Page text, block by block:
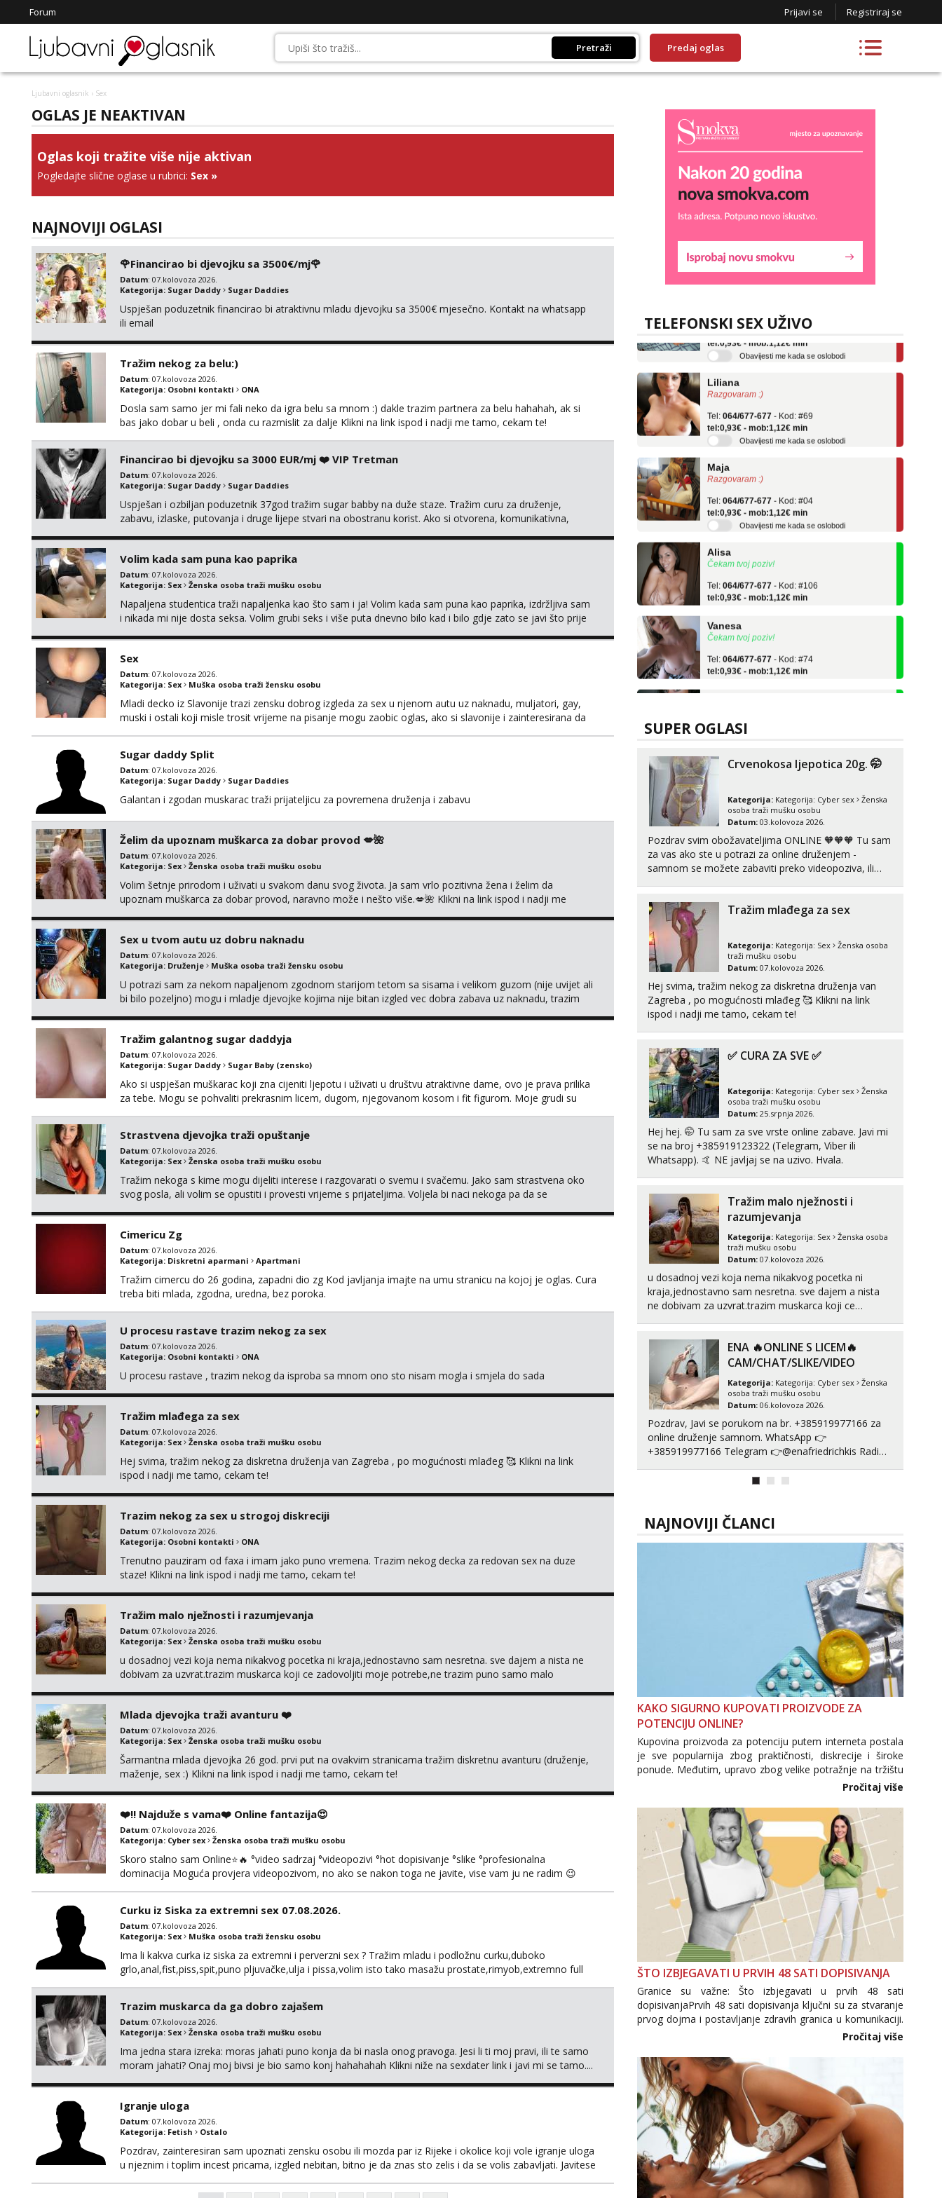
Forum Prijavi se Registriraj se
Pretraži Predaj oglas
Ljubavni oglasnik › Sex
OGLAS JE NEAKTIVAN
Oglas koji tražite više nije aktivan
Pogledajte slične oglase u rubrici: Sex »
NAJNOVIJI OGLASI
🌹Financirao bi djevojku sa 3500€/mj🌹
Datum: 07.kolovoza 2026.
Kategorija: Sugar Daddy Sugar Daddies
Uspješan poduzetnik financirao bi atraktivnu mladu djevojku sa 3500€ mjesečno. Kontakt na whatsapp
ili email
Tražim nekog za belu:)
Datum: 07.kolovoza 2026.
Kategorija: Osobni kontakti ONA
Dosla sam samo jer mi fali neko da igra belu sa mnom :) dakle trazim partnera za belu hahahah, ak si
bas jako dobar u beli , onda cu razmislit za dalje Klikni na link ispod i nadji me tamo, cekam te!
Financirao bi djevojku sa 3000 EUR/mj ❤️ VIP Tretman
Datum: 07.kolovoza 2026.
Kategorija: Sugar Daddy Sugar Daddies
Uspješan i ozbiljan poduzetnik 37god tražim sugar babby na duže staze. Tražim curu za druženje,
zabavu, izlaske, putovanja i druge lijepe stvari na obostranu korist. Ako si otvorena, komunikativna,
Volim kada sam puna kao paprika
Datum: 07.kolovoza 2026.
Kategorija: Sex Ženska osoba traži mušku osobu
Napaljena studentica traži napaljenka kao što sam i ja! Volim kada sam puna kao paprika, izdržljiva sam
i nikada mi nije dosta seksa. Volim grubi seks i više puta dnevno bilo kad i bilo gdje zato se javi što prije
Sex
Datum: 07.kolovoza 2026.
Kategorija: Sex Muška osoba traži žensku osobu
Mladi decko iz Slavonije trazi zensku dobrog izgleda za sex u njenom autu uz naknadu, muljatori, gay,
muski i ostali koji misle trosit vrijeme na pisanje mogu zaobic oglas, ako si slavonije i zainteresirana da
Sugar daddy Split
Datum: 07.kolovoza 2026.
Kategorija: Sugar Daddy Sugar Daddies
Galantan i zgodan muskarac traži prijateljicu za povremena druženja i zabavu
Želim da upoznam muškarca za dobar provod 💋🌺
Datum: 07.kolovoza 2026.
Kategorija: Sex Ženska osoba traži mušku osobu
Volim šetnje prirodom i uživati u svakom danu svog života. Ja sam vrlo pozitivna žena i želim da
upoznam muškarca za dobar provod, naravno može i nešto više.💋🌺 Klikni na link ispod i nadji me
Sex u tvom autu uz dobru naknadu
Datum: 07.kolovoza 2026.
Kategorija: Druženje Muška osoba traži žensku osobu
U potrazi sam za nekom napaljenom zgodnom starijom tetom sa sisama i velikom guzom (nije uvijet ali
bi bilo pozeljno) mogu i mladje djevojke kojima nije bitan izgled vec dobra zabava uz naknadu, trazim
Tražim galantnog sugar daddyja
Datum: 07.kolovoza 2026.
Kategorija: Sugar Daddy Sugar Baby (zensko)
Ako si uspješan muškarac koji zna cijeniti ljepotu i uživati u društvu atraktivne dame, ovo je prava prilika
za tebe. Mogu se pohvaliti prekrasnim licem, dugom, njegovanom kosom i fit figurom. Moje grudi su
Strastvena djevojka traži opuštanje
Datum: 07.kolovoza 2026.
Kategorija: Sex Ženska osoba traži mušku osobu
Tražim nekoga s kime mogu dijeliti interese i razgovarati o svemu i svačemu. Jako sam strastvena oko
svog posla, ali volim se opustiti i provesti vrijeme s prijateljima. Voljela bi naci nekoga pa da se
Cimericu Zg
Datum: 07.kolovoza 2026.
Kategorija: Diskretni aparmani Apartmani
Tražim cimercu do 26 godina, zapadni dio zg Kod javljanja imajte na umu stranicu na kojoj je oglas. Cura
treba biti mlada, zgodna, uredna, bez poroka.
U procesu rastave trazim nekog za sex
Datum: 07.kolovoza 2026.
Kategorija: Osobni kontakti ONA
U procesu rastave , trazim nekog da isproba sa mnom ono sto nisam mogla i smjela do sada
Tražim mlađega za sex
Datum: 07.kolovoza 2026.
Kategorija: Sex Ženska osoba traži mušku osobu
Hej svima, tražim nekog za diskretna druženja van Zagreba , po mogućnosti mlađeg 🥰 Klikni na link
ispod i nadji me tamo, cekam te!
Trazim nekog za sex u strogoj diskreciji
Datum: 07.kolovoza 2026.
Kategorija: Osobni kontakti ONA
Trenutno pauziram od faxa i imam jako puno vremena. Trazim nekog decka za redovan sex na duze
staze! Klikni na link ispod i nadji me tamo, cekam te!
Tražim malo nježnosti i razumjevanja
Datum: 07.kolovoza 2026.
Kategorija: Sex Ženska osoba traži mušku osobu
u dosadnoj vezi koja nema nikakvog pocetka ni kraja,jednostavno sam nesretna. sve dajem a nista ne
dobivam za uzvrat.trazim muskarca koji ce zadovoljiti moje potrebe,ne trazim puno samo malo
Mlada djevojka traži avanturu ❤️
Datum: 07.kolovoza 2026.
Kategorija: Sex Ženska osoba traži mušku osobu
Šarmantna mlada djevojka 26 god. prvi put na ovakvim stranicama tražim diskretnu avanturu (druženje,
maženje, sex :) Klikni na link ispod i nadji me tamo, cekam te!
❤️‼️ Najduže s vama❤️ Online fantazija😍
Datum: 07.kolovoza 2026.
Kategorija: Cyber sex Ženska osoba traži mušku osobu
Skoro stalno sam Online⭐🔥 °video sadrzaj °videopozivi °hot dopisivanje °slike °profesionalna
dominacija Moguća provjera videopozivom, no ako se nakon toga ne javite, vise vam ju ne radim 😉
Curku iz Siska za extremni sex 07.08.2026.
Datum: 07.kolovoza 2026.
Kategorija: Sex Muška osoba traži žensku osobu
Ima li kakva curka iz siska za extremni i perverzni sex ? Tražim mladu i podložnu curku,duboko
grlo,anal,fist,piss,spit,puno pljuvačke,ulja i pissa,volim isto tako masažu prostate,rimyob,extremno full
Trazim muskarca da ga dobro zajašem
Datum: 07.kolovoza 2026.
Kategorija: Sex Ženska osoba traži mušku osobu
Ima jedna stara izreka: moras jahati puno konja da bi nasla onog pravoga. Jesi li ti moj pravi, ili te samo
moram jahati? Onaj moj bivsi je bio samo konj hahahahah Klikni niže na sexdater link i javi mi se tamo....
Igranje uloga
Datum: 07.kolovoza 2026.
Kategorija: Fetish Ostalo
Pozdrav, zainteresiran sam upoznati zensku osobu ili mozda par iz Rijeke i okolice koji vole igranje uloga
u njeznim i toplim incest pricama, izgled nebitan, bitno je da znas sto zelis i da se volis zabavljati. Javitese
TELEFONSKI SEX UŽIVO
Lucija
Tel: 064/677-677 - Kod: #136
tel:0,93€ - mob:1,12€ min
Obavijesti me kada se oslobodi
Razgovaram :)
064/677-677
tel:0,93€ - mob:1,12€ min
Obavijesti me kada se oslobodi
Razgovaram :)
064/677-677
tel:0,93€ - mob:1,12€ min
Obavijesti me kada se oslobodi
Čekam tvoj poziv!
064/677-677
tel:0,93€ - mob:1,12€ min
Čekam tvoj poziv!
064/677-677
tel:0,93€ - mob:1,12€ min
tel:0,93€ - mob:1,12€ min
Anđela
Čekam tvoj poziv!
Tel:
tel:0,93€ - mob:1,12€ min
Razgovaram :)
Tel:064/677-677- Kod: #136
tel:0,93€ - mob:1,12€ min
Liliana
064/677-677- Kod: #69
tel:0,93€ - mob:1,12€ min
Maja
Razgovaram :)
Tel:064/677-677- Kod: #04
tel:0,93€ - mob:1,12€ min
Obavijesti me kada se oslobodi
Alisa
Čekam tvoj poziv!
Tel: 064/677-677- Kod: #106
tel:0,93€ - mob:1,12€ min
Vanesa
Tel:
tel:0,93€ - mob:1,12€ min
Zara
Čekam tvoj poziv!
Tel:
tel:0,93€ - mob:1,12€ min
Anđela
Tel:
tel:0,93€ - mob:1,12€ min
SUPER OGLASI
Crvenokosa ljepotica 20g. 🤭
Kategorija: Kategorija: Cyber sex
Ženska
osoba traži mušku osobu
Datum: 03.kolovoza 2026.
Pozdrav svim obožavateljima ONLINE 🧡🧡🧡 Tu sam
za vas ako ste u potrazi za online druženjem -
samnom se možete zabaviti preko videopoziva, ili
tipkanja uz slike i hot line pozive. Za vas sam
pripremila ...
Tražim mlađega za sex
Kategorija: Kategorija: Sex
Ženska osoba
traži mušku osobu
Datum: 07.kolovoza 2026.
Hej svima, tražim nekog za diskretna druženja van
Zagreba , po mogućnosti mlađeg 🥰 Klikni na link
ispod i nadji me tamo, cekam te!
✅ CURA ZA SVE ✅
Kategorija: Kategorija: Cyber sex
Ženska
osoba traži mušku osobu
Datum: 25.srpnja 2026.
Hej hej. 🤭 Tu sam za sve vrste online zabave. Javi mi
se na broj +385919123322 (Telegram, Viber ili
Whatsapp). 🤙 NE javljaj se na uzivo. Hvala.
Tražim malo nježnosti i
razumjevanja
Kategorija: Kategorija: Sex
Ženska osoba
traži mušku osobu
Datum: 07.kolovoza 2026.
u dosadnoj vezi koja nema nikakvog pocetka ni
kraja,jednostavno sam nesretna. sve dajem a nista
ne dobivam za uzvrat.trazim muskarca koji ce
poljupce po tijelu koji me jako pale,obozavam kad
muskar...
ENA 🔥ONLINE S LICEM🔥
CAM/CHAT/SLIKE/VIDEO
Kategorija: Kategorija: Cyber sex
Ženska
osoba traži mušku osobu
Datum: 06.kolovoza 2026.
Pozdrav, Javi se porukom na br. +385919977166 za
online druženje samnom. WhatsApp 👉
+385919977166 Telegram 👉@enafriedrichkis Radim
(Tina&Natali), razne kombinacije halteri, haljine,
NAJNOVIJI ČLANCI
KAKO SIGURNO KUPOVATI PROIZVODE ZA
POTENCIJU ONLINE?
Kupovina proizvoda za potenciju putem interneta postala
je sve popularnija zbog praktičnosti, diskrecije i široke
ponude. Međutim, upravo zbog velike potražnje na tržištu
se pojavljuju i brojni krivotvoreni proizvodi, nepouzdane
internetske trgovine te proizvodi nepoznatog podrijetla. ...
Pročitaj više
ŠTO IZBJEGAVATI U PRVIH 48 SATI DOPISIVANJA
Granice su važne: Što izbjegavati u prvih 48 sati
dopisivanjaPrvih 48 sati dopisivanja ključni su za stvaranje
prvog dojma i postavljanje zdravih granica u komunikaciji.
Važno je izbjeći prebrzo otkrivanje osobnih ili intimnih
informacija, jer nepoznata osoba još nije zaslužila to
povjerenje. Takođe...
Pročitaj više